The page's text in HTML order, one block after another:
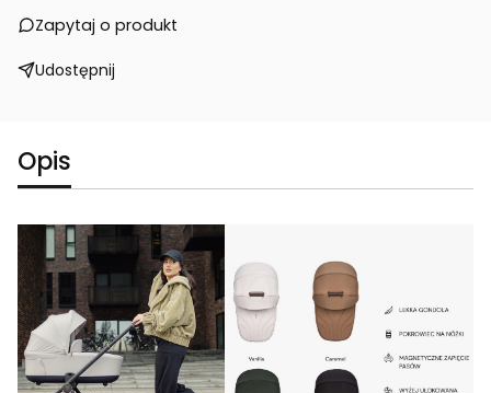
Zapytaj o produkt
Udostępnij
Opis